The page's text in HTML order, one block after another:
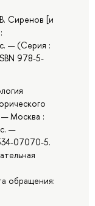
Сиренов [и
— (Серия :
978-5-
Москва :
—
07070-5.
обращения: